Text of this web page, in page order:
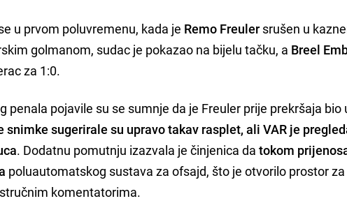
u prvom poluvremenu, kada je Remo Freuler srušen u
golmanom, sudac je pokazao na bijelu tačku, a Breel
za 1:0.
penala pojavile su se sumnje da je Freuler prije prekršaja bio
snimke sugerirale su upravo takav rasplet, ali VAR je
. Dodatnu pomutnju izazvala je činjenica datokom
poluautomatskog sustava za ofsajd, što je otvorilo prostor
komentatorima.